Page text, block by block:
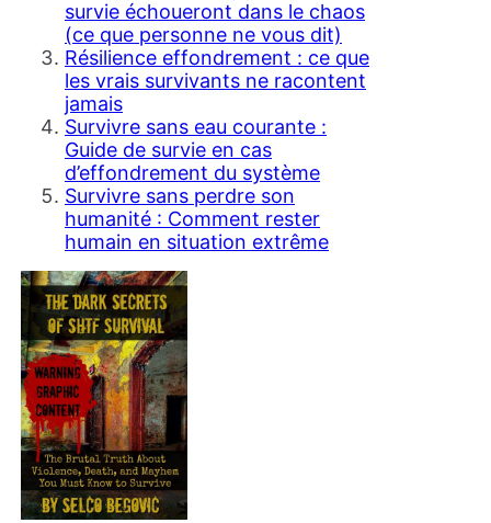
survie échoueront dans le chaos
(ce que personne ne vous dit)
Résilience effondrement : ce que
les vrais survivants ne racontent
jamais
Survivre sans eau courante :
Guide de survie en cas
d’effondrement du système
Survivre sans perdre son
humanité : Comment rester
humain en situation extrême